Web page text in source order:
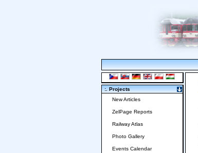
:. Projects
New Articles
ZelPage Reports
Railway Atlas
Photo Gallery
Events Calendar